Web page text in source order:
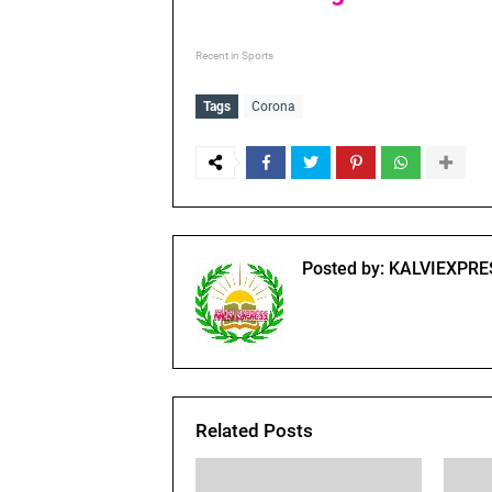
Recent in Sports
Tags Corona
Posted by:
Related Posts